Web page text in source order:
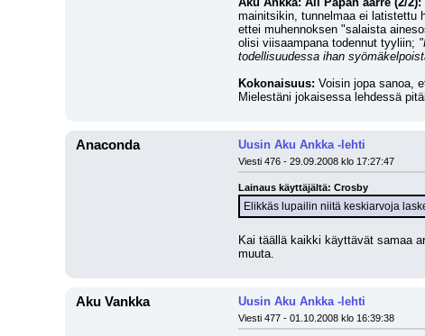
mainitsikin, tunnelmaa ei latistettu
ettei muhennoksen "salaista
olisi viisaampana todennut tyyliin;
todellisuudessa ihan
Kokonaisuus: Voisin jopa sanoa,
Mielestäni jokaisessa lehdessä
Anaconda Uusin Aku Ankka -lehti
Viesti 476 - 29.09.2008 klo 17:27:47
Lainaus käyttäjältä: Crosby
Elikkäs lupailin niitä keskiarvoja
Kai täällä kaikki käyttävät samaa
muuta.
Aku Vankka Uusin Aku Ankka -lehti
Viesti 477 - 01.10.2008 klo 16:39:38